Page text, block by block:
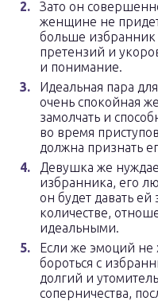
Зато он
женщине не
больше избранник
претензий и
и понимание.
Идеальная пара
очень спокойная
замолчать и
во время
должна признать
Девушка же
избранника, его
он будет давать
количестве,
идеальными.
Если же эмоций не
бороться с
долгий и
соперничества,